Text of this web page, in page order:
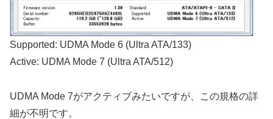
Supported: UDMA Mode 6 (Ultra ATA/133)
Active: UDMA Mode 7 (Ultra ATA/512)
UDMA Mode 7がアクティブみたいですが、この規格の詳
細が不明です。